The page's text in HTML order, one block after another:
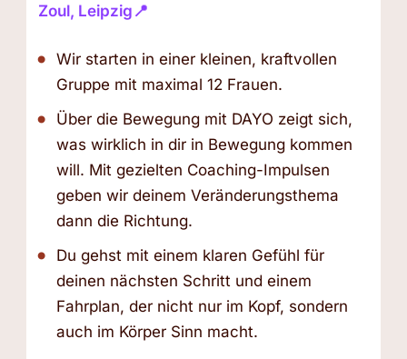
Zoul, Leipzig📍
Wir starten in einer kleinen, kraftvollen
Gruppe mit maximal 12 Frauen.
Über die Bewegung mit DAYO zeigt sich,
was wirklich in dir in Bewegung kommen
will. Mit gezielten Coaching-Impulsen
geben wir deinem Veränderungsthema
dann die Richtung.
Du gehst mit einem klaren Gefühl für
deinen nächsten Schritt und einem
Fahrplan, der nicht nur im Kopf, sondern
auch im Körper Sinn macht.